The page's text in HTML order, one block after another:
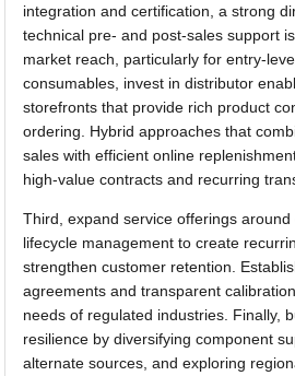
integration and certification, a strong
technical pre- and post-sales support
market reach, particularly for entry-
consumables, invest in distributor
storefronts that provide rich product
ordering. Hybrid approaches that
sales with efficient online
high-value contracts and recurring
Third, expand service offerings
lifecycle management to create
strengthen customer retention.
agreements and transparent
needs of regulated industries. Finally,
resilience by diversifying component
alternate sources, and exploring